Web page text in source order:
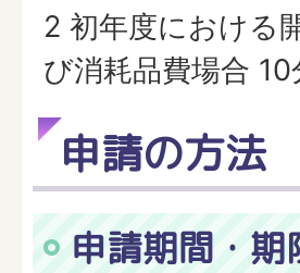
2 初年度における
び消耗品費場合
申請の方法
申請期間・期